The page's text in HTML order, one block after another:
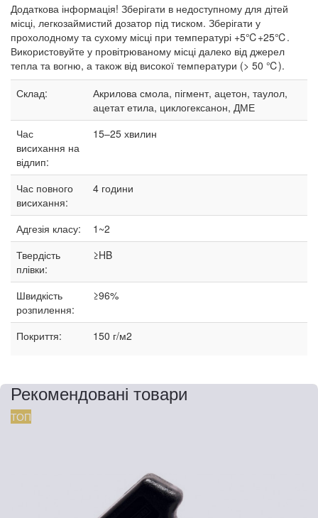
Додаткова інформація! Зберігати в недоступному для дітей
місці, легкозаймистий дозатор під тиском. Зберігати у
прохолодному та сухому місці при температурі +5℃+25℃.
Використовуйте у провітрюваному місці далеко від джерел
тепла та вогню, а також від високої температури (> 50 ℃).
Склад:
Акрилова смола, пігмент, ацетон, таулол,
ацетат етила, циклогексанон, ДМЕ
Час
висихання на
відлип:
15–25 хвилин
Час повного
висихання:
4 години
Адгезія класу:
1~2
Твердість
плівки:
≥HB
Швидкість
розпилення:
≥96%
Покриття: 150 г/м2
Рекомендовані товари
ТОП